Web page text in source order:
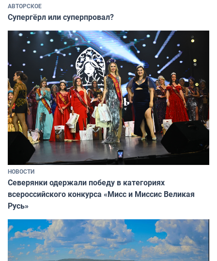
АВТОРСКОЕ
Супергёрл или суперпровал?
НОВОСТИ
Северянки одержали победу в категориях
всероссийского конкурса «Мисс и Миссис Великая
Русь»